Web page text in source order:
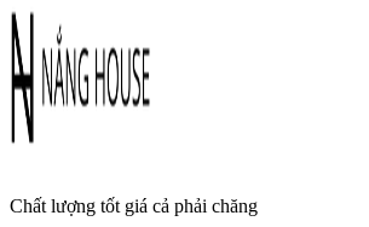
Chất lượng tốt giá cả phải chăng